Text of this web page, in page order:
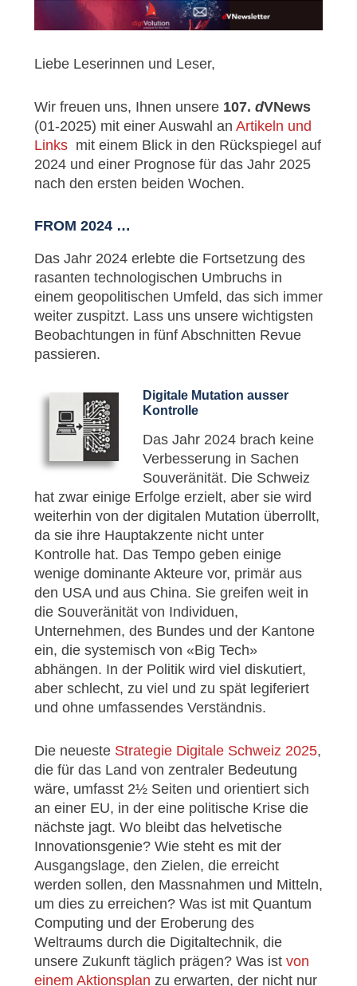
Liebe Leserinnen und Leser,
Wir freuen uns, Ihnen unsere 107. dVNews
(01-2025) mit einer Auswahl an Artikeln und
Linksmit einem Blick in den Rückspiegel auf
2024 und einer Prognose für das Jahr 2025
nach den ersten beiden Wochen.
FROM 2024 …
Das Jahr 2024 erlebte die Fortsetzung des
rasanten technologischen Umbruchs in
einem geopolitischen Umfeld, das sich immer
weiter zuspitzt. Lass uns unsere wichtigsten
Beobachtungen in fünf Abschnitten Revue
passieren.
Digitale Mutation ausser
Kontrolle
Das Jahr 2024 brach keine
Verbesserung in Sachen
Souveränität. Die Schweiz
hat zwar einige Erfolge erzielt, aber sie wird
weiterhin von der digitalen Mutation überrollt,
da sie ihre Hauptakzente nicht unter
Kontrolle hat. Das Tempo geben einige
wenige dominante Akteure vor, primär aus
den USA und aus China. Sie greifen weit in
die Souveränität von Individuen,
Unternehmen, des Bundes und der Kantone
ein, die systemisch von «Big Tech»
abhängen. In der Politik wird viel diskutiert,
aber schlecht, zu viel und zu spät legiferiert
und ohne umfassendes Verständnis.
Die neueste Strategie Digitale Schweiz 2025,
die für das Land von zentraler Bedeutung
wäre, umfasst 2½ Seiten und orientiert sich
an einer EU, in der eine politische Krise die
nächste jagt. Wo bleibt das helvetische
Innovationsgenie? Wie steht es mit der
Ausgangslage, den Zielen, die erreicht
werden sollen, den Massnahmen und Mitteln,
um dies zu erreichen? Was ist mit Quantum
Computing und der Eroberung des
Weltraums durch die Digitaltechnik, die
unsere Zukunft täglich prägen? Was ist von
einem Aktionsplan zu erwarten, der nicht nur